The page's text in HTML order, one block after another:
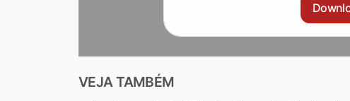
VEJA TAMBÉM